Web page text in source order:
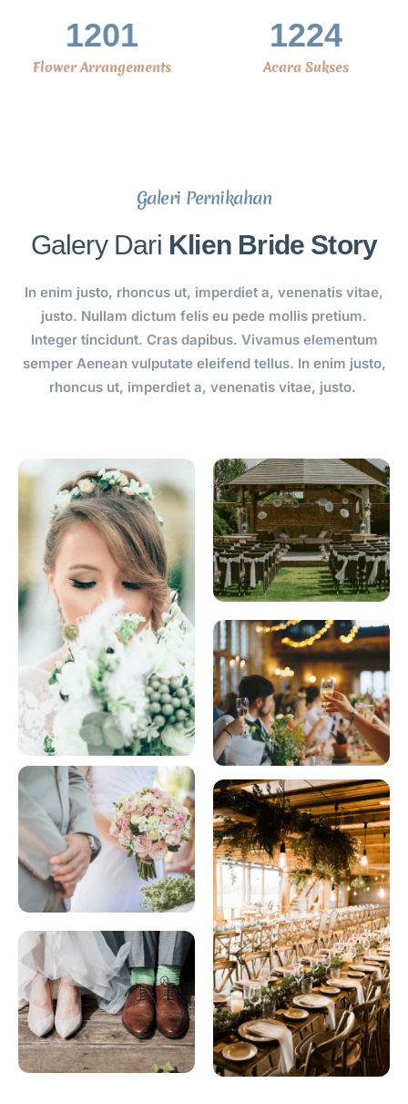
Flower Arrangements
1201
Acara Sukses
1224
Galeri Pernikahan
Galery Dari Klien Bride Story
In enim justo, rhoncus ut, imperdiet a, venenatis vitae,
justo. Nullam dictum felis eu pede mollis pretium.
Integer tincidunt. Cras dapibus. Vivamus elementum
semper Aenean vulputate eleifend tellus. In enim justo,
rhoncus ut, imperdiet a, venenatis vitae, justo.